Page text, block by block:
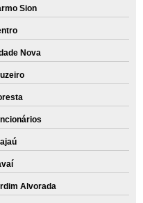
Sion
Nova
Alvorada